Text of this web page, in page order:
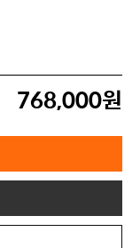
768,000원